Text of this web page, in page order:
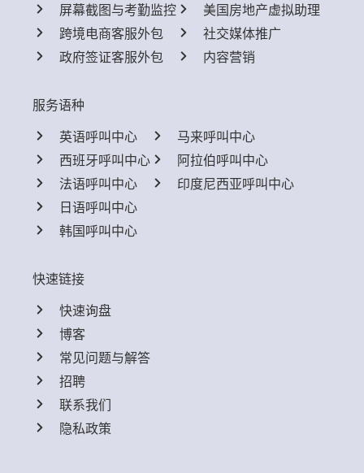
屏幕截图与考勤监控
跨境电商客服外包
政府签证客服外包
美国房地产虚拟助理
社交媒体推广
内容营销
服务语种
英语呼叫中心
西班牙呼叫中心
法语呼叫中心
日语呼叫中心
韩国呼叫中心
马来呼叫中心
阿拉伯呼叫中心
印度尼西亚呼叫中心
快速链接
快速询盘
博客
常见问题与解答
招聘
联系我们
隐私政策